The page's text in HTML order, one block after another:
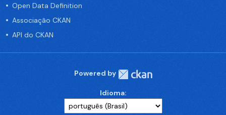
Open Data Definition
Associação CKAN
API do CKAN
Powered by
Idioma